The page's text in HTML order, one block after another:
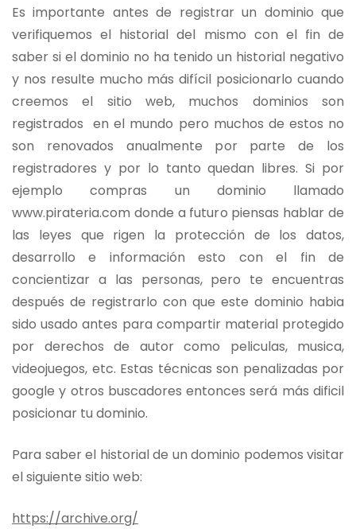
Es importante antes de registrar un dominio que
verifiquemos el historial del mismo con el fin de
saber si el dominio no ha tenido un historial negativo
y nos resulte mucho más difícil posicionarlo cuando
creemos el sitio web, muchos dominios son
registrados en el mundo pero muchos de estos no
son renovados anualmente por parte de los
registradores y por lo tanto quedan libres. Si por
ejemplo compras un dominio llamado
www.pirateria.com donde a futuro piensas hablar de
las leyes que rigen la protección de los datos,
desarrollo e información esto con el fin de
concientizar a las personas, pero te encuentras
después de registrarlo con que este dominio habia
sido usado antes para compartir material protegido
por derechos de autor como peliculas, musica,
videojuegos, etc. Estas técnicas son penalizadas por
google y otros buscadores entonces será más dificil
posicionar tu dominio.
Para saber el historial de un dominio podemos visitar
el siguiente sitio web:
https://archive.org/